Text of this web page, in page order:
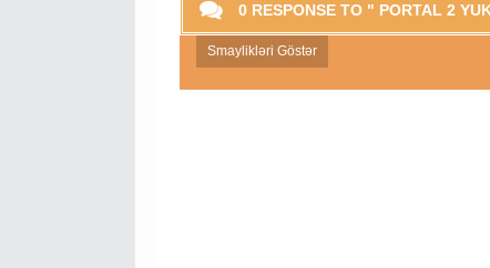
0 RESPONSE TO " PORTAL 2
Smaylikləri Göstər